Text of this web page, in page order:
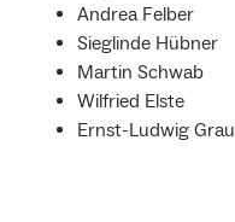
Andrea Felber
Sieglinde Hübner
Martin Schwab
Wilfried Elste
Ernst-Ludwig Grau